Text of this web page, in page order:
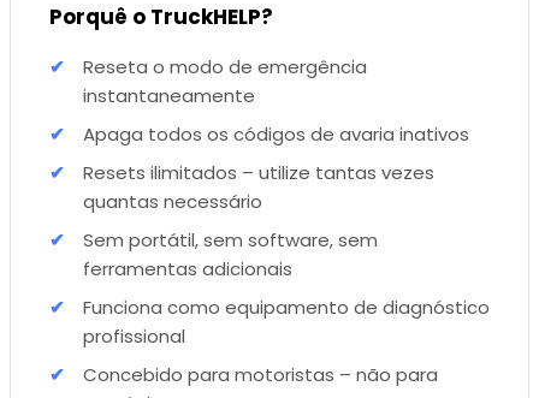
Porquê o TruckHELP?
Reseta o modo de emergência
instantaneamente
Apaga todos os códigos de avaria inativos
Resets ilimitados – utilize tantas vezes
quantas necessário
Sem portátil, sem software, sem
ferramentas adicionais
Funciona como equipamento de diagnóstico
profissional
Concebido para motoristas – não para